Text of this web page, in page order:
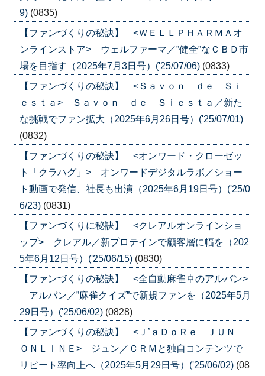
9) (0835)
【ファンづくりの秘訣】 <ＷＥＬＬＰＨＡＲＭＡオ
ンラインストア> ウェルファーマ／”健全”なＣＢＤ市
場を目指す（2025年7月3日号）('25/07/06) (0833)
【ファンづくりの秘訣】 <Ｓａｖｏｎ ｄｅ Ｓｉ
ｅｓｔａ> Ｓａｖｏｎ ｄｅ Ｓｉｅｓｔａ／新た
な挑戦でファン拡大（2025年6月26日号）('25/07/01)
(0832)
【ファンづくりの秘訣】 <オンワード・クローゼッ
ト「クラハグ」> オンワードデジタルラボ／ショー
ト動画で発信、社長も出演（2025年6月19日号）('25/0
6/23) (0831)
【ファンづくりに秘訣】 <クレアルオンラインショ
ップ> クレアル／新プロテインで顧客層に幅を（202
5年6月12日号）('25/06/15) (0830)
【ファンづくりの秘訣】 <全自動麻雀卓のアルバン>
アルバン／”麻雀クイズ”で新規ファンを（2025年5月
29日号）('25/06/02) (0828)
【ファンづくりの秘訣】 <Ｊ’ａＤｏＲｅ ＪＵＮ
ＯＮＬＩＮＥ> ジュン／ＣＲＭと独自コンテンツで
リピート率向上へ（2025年5月29日号）('25/06/02) (08